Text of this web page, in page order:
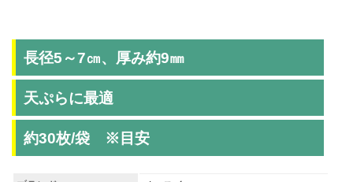
長径5～7㎝、厚み約9㎜
天ぷらに最適
約30枚/袋 ※目安